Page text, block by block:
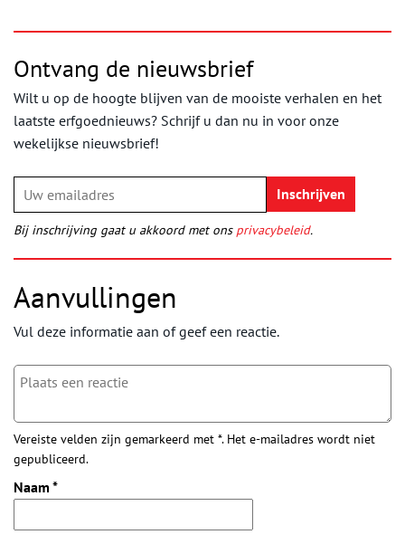
Ontvang de nieuwsbrief
Wilt u op de hoogte blijven van de mooiste verhalen en het
laatste erfgoednieuws? Schrijf u dan nu in voor onze
wekelijkse nieuwsbrief!
Bij inschrijving gaat u akkoord met ons privacybeleid.
Aanvullingen
Vul deze informatie aan of geef een reactie.
Vereiste velden zijn gemarkeerd met *. Het e-mailadres wordt niet
gepubliceerd.
Naam *